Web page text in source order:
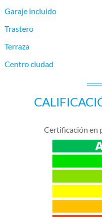
Garaje incluido
Trastero
Terraza
Centro ciudad
Certificación en